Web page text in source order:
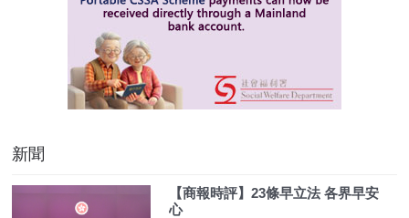
新聞
【商報時評】23條早立法 各界早安
心